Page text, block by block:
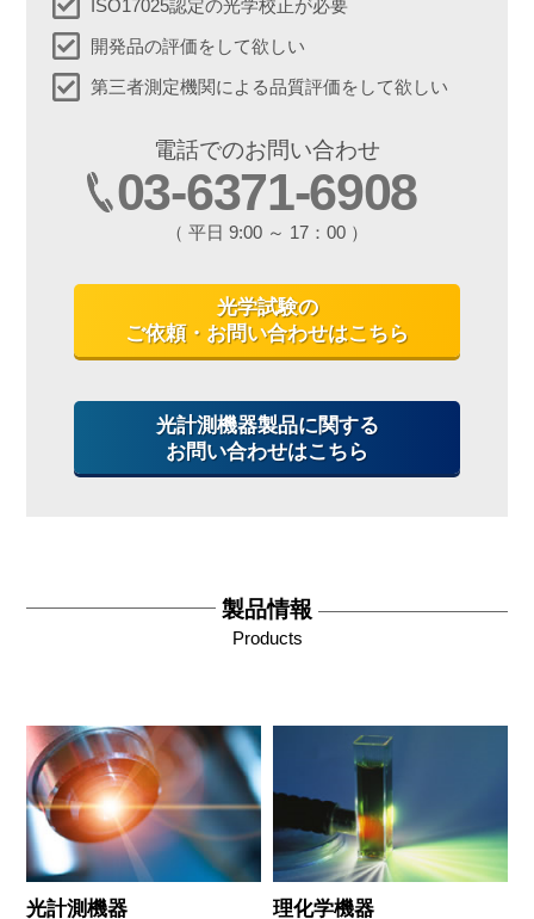
ISO17025認定の光学校正が必要
開発品の評価をして欲しい
第三者測定機関による品質評価をして欲しい
電話でのお問い合わせ
03-6371-6908
（ 平日 9:00 ～ 17：00 ）
光学試験の
ご依頼・お問い合わせはこちら
光計測機器製品に関する
お問い合わせはこちら
製品情報
Products
光計測機器 理化学機器